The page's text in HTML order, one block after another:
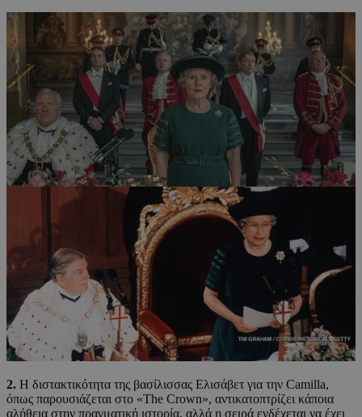
2. Η διστακτικότητα της βασίλισσας Ελισάβετ για την Camilla,
όπως παρουσιάζεται στο «The Crown», αντικατοπτρίζει κάποια
αλήθεια στην πραγματική ιστορία, αλλά η σειρά ενδέχεται να έχει